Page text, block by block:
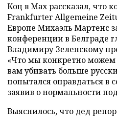
Коц в Махрассказал, что
Frankfurter Allgemeine
Европе Михаэль Мартенс
конференции в Белграде
Владимиру Зеленскому
«Что мы конкретно можем
вам убивать больше
попытался оправдаться в
заявив о нормальности
Выяснилось, что дед